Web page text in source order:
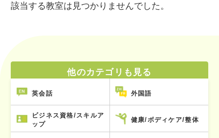
該当する教室は見つかりませんでした。
他のカテゴリも見る
英会話 外国語
ビジネス資格/スキルア
ップ
健康/ボディケア/整体